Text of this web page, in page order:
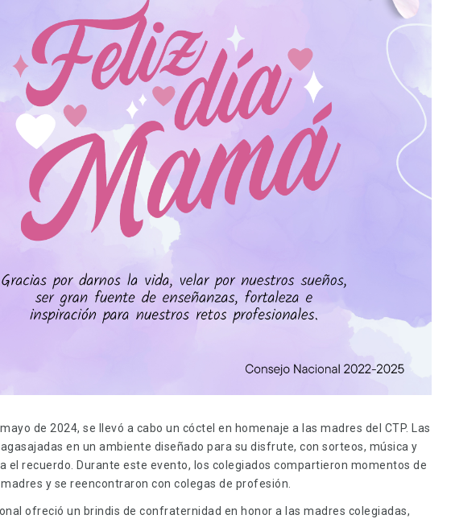
de 2024, se llevó a cabo un cóctel en homenaje a las madres del CTP. Las
en un ambiente diseñado para su disfrute, con sorteos, música y
el recuerdo. Durante este evento, los colegiados compartieron momentos de
y se reencontraron con colegas de profesión.
ofreció un brindis de confraternidad en honor a las madres colegiadas,